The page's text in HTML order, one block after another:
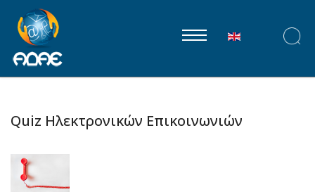
Επιλέξτε τη
Quiz Hλεκτρονικών Επικοινωνιών